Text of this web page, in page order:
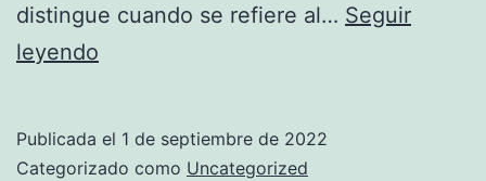
distingue cuando se refiere al… Seguir
leyendo
baratas
Publicada el 1 de septiembre de 2022
Categorizado como Uncategorized